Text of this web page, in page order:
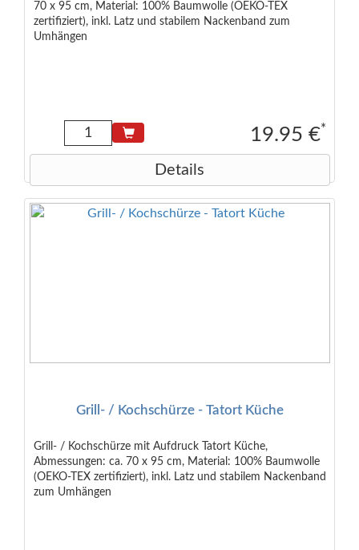
70 x 95 cm, Material: 100% Baumwolle (OEKO-TEX
zertifiziert), inkl. Latz und stabilem Nackenband zum
Umhängen
19.95 €*
Details
Grill- / Kochschürze - Tatort Küche
Grill- / Kochschürze mit Aufdruck Tatort Küche,
Abmessungen: ca. 70 x 95 cm, Material: 100% Baumwolle
(OEKO-TEX zertifiziert), inkl. Latz und stabilem Nackenband
zum Umhängen